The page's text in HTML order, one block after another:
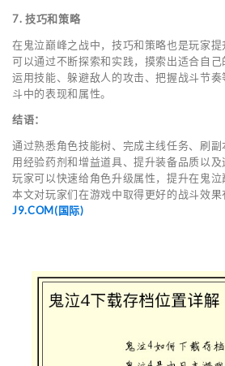
7. 技巧和策略
在鬼泣巅峰之战中，技巧和策略也是玩家
可以通过不断探索和实践，摸索出适合自
运用技能、躲避敌人的攻击、把握战斗节
斗中的表现和属性。
结语：
通过熟悉角色技能树、完成主线任务、刷
用经验药剂和增益道具、提升装备品质以及
玩家可以快速给角色升级属性，提升在鬼
本文对玩家们在游戏中取得更好的战斗效果
J9.COM(国际)